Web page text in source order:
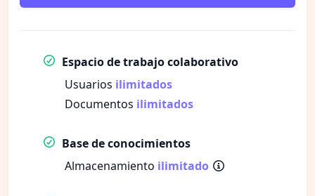
Espacio de trabajo colaborativo
Usuarios ilimitados
Documentos ilimitados
Base de conocimientos
Almacenamiento ilimitado